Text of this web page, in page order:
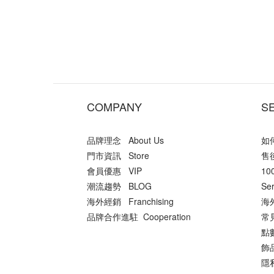
COMPANY
品牌理念 About Us
門市資訊 Store
會員優惠 VIP
潮流趨勢 BLOG
海外經銷 Franchising
品牌合作進駐 Cooperation
如
售
海
常
點
飾
隱